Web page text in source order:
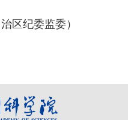
区纪委监委）